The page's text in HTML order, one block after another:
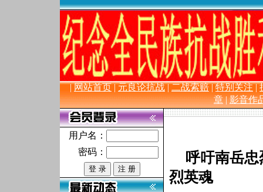
长 城 抗
|网站首页|元良论抗战|二战索赔|特别关注|
章|影音作
用户名：
密码：
呼吁南岳
烈英魂